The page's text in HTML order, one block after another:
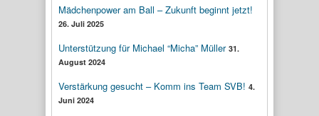
Mädchenpower am Ball – Zukunft beginnt jetzt!
26. Juli 2025
Unterstützung für Michael “Micha” Müller 31.
August 2024
Verstärkung gesucht – Komm ins Team SVB! 4.
Juni 2024